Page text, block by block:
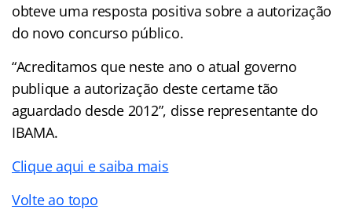
obteve uma resposta positiva sobre a autorização
do novo concurso público.
“Acreditamos que neste ano o atual governo
publique a autorização deste certame tão
aguardado desde 2012”, disse representante do
IBAMA.
Clique aqui e saiba mais
Volte ao topo